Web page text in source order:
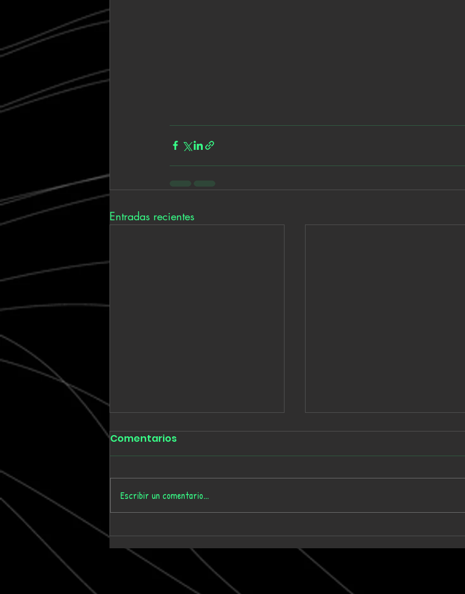
Entradas recientes
Tmygn convierte
dieciséis años de
memoria personal en el
álbum 'Where Time Goes'
Babe Rainbow extiende
una suite de seis minutos
en “Acid and Honey”
Comentarios
Escribir un comentario...